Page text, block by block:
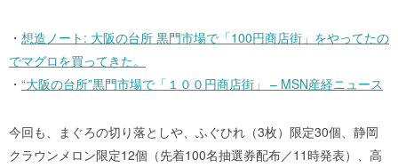
・ 想造ノート: 大阪の台所 黒門市場で「100円商店街」をやってたの
でマグロを買ってきた。
・ “大阪の台所”黒門市場で「１００円商店街」 – MSN産経ニュース
今回も、まぐろの切り落としや、ふぐひれ（3枚）限定30個、静岡
クラウンメロン限定12個（先着100名抽選券配布／11時発表）、高